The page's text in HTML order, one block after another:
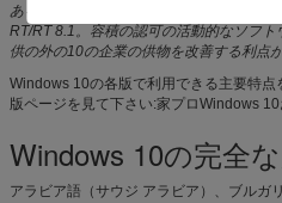
ある版は除かれます:Windows 7企業、
RT/RT 8.1。容積の認可の活動的なソフ
供の外の10の企業の供物を改善する利点が
Windows 10の各版で利用できる主要特
版ページを見て下さい:家プロWindows
Windows 10の完全
アラビア語（サウジ アラビア）、ブルガ